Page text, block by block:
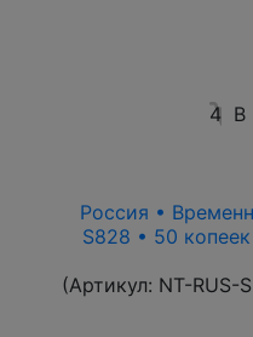
4 В
Россия •
S828 • 50
(Артикул: NT-RUS-